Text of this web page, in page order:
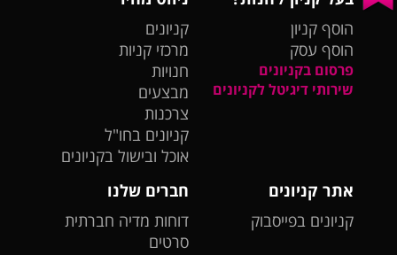
הוסף קניון
הוסף עסק
פרסום בקניונים
שירותי דיגיטל לקניונים
קניונים
מרכזי קניות
חנויות
מבצעים
צרכנות
קניונים בחו"ל
אוכל ובישול בקניונים
אתר קניונים
קניונים בפייסבוק
חברים שלנו
דוחות מדיה חברתית
סרטים